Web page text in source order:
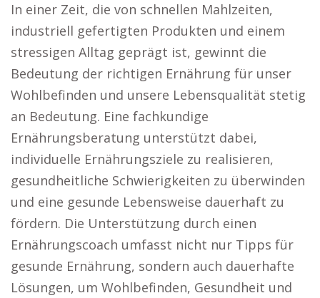
In einer Zeit, die von schnellen Mahlzeiten,
industriell gefertigten Produkten und einem
stressigen Alltag geprägt ist, gewinnt die
Bedeutung der richtigen Ernährung für unser
Wohlbefinden und unsere Lebensqualität stetig
an Bedeutung. Eine fachkundige
Ernährungsberatung unterstützt dabei,
individuelle Ernährungsziele zu realisieren,
gesundheitliche Schwierigkeiten zu überwinden
und eine gesunde Lebensweise dauerhaft zu
fördern. Die Unterstützung durch einen
Ernährungscoach umfasst nicht nur Tipps für
gesunde Ernährung, sondern auch dauerhafte
Lösungen, um Wohlbefinden, Gesundheit und